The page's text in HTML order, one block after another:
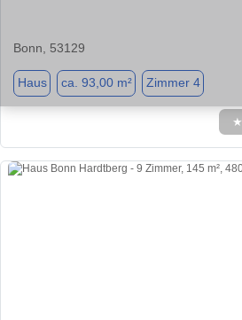
Bonn, 53129
Haus ca. 93,00 m² Zimmer 4
★